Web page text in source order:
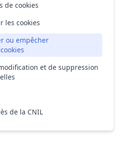
de cookies
les cookies
ou empêcher
et de suppression
de la CNIL